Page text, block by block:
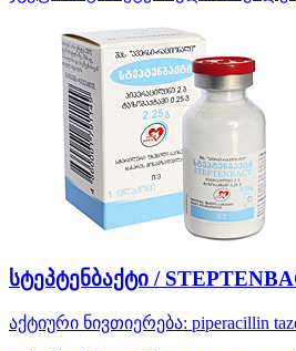
სტეპტენბაქტი /
აქტიური ნივთიერება: piperacillin